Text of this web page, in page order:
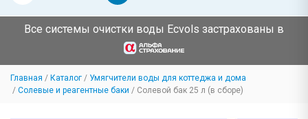
Все системы очистки воды Ecvols застрахованы в
Главная Каталог
Умягчители воды для коттеджа и дома
Солевые и реагентные баки
Солевой бак 25 л (в сборе)